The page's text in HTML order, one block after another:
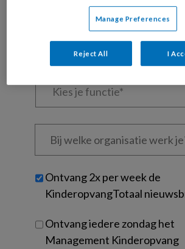
wachtwoord* *
je
Bij
welke
je?
Untitled
Ontvang 2x per week de
KinderopvangTotaal
Ontvang iedere zondag het
Management Kinderopvang
Manage Preferences
Reject All I